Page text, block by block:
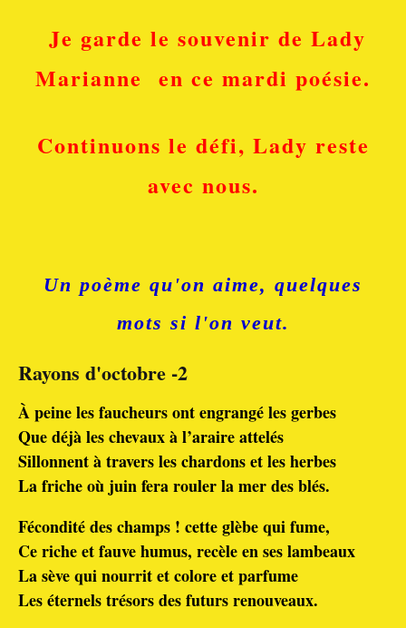
Je garde le souvenir de Lady
Marianne en ce mardi poésie.
Continuons le défi, Lady reste
avec nous.
Un poème qu'on aime, quelques
mots si l'on veut.
Rayons d'octobre -2
À peine les faucheurs ont engrangé les gerbes
Que déjà les chevaux à l’araire attelés
Sillonnent à travers les chardons et les herbes
La friche où juin fera rouler la mer des blés.
Fécondité des champs ! cette glèbe qui fume,
Ce riche et fauve humus, recèle en ses lambeaux
La sève qui nourrit et colore et parfume
Les éternels trésors des futurs renouveaux.